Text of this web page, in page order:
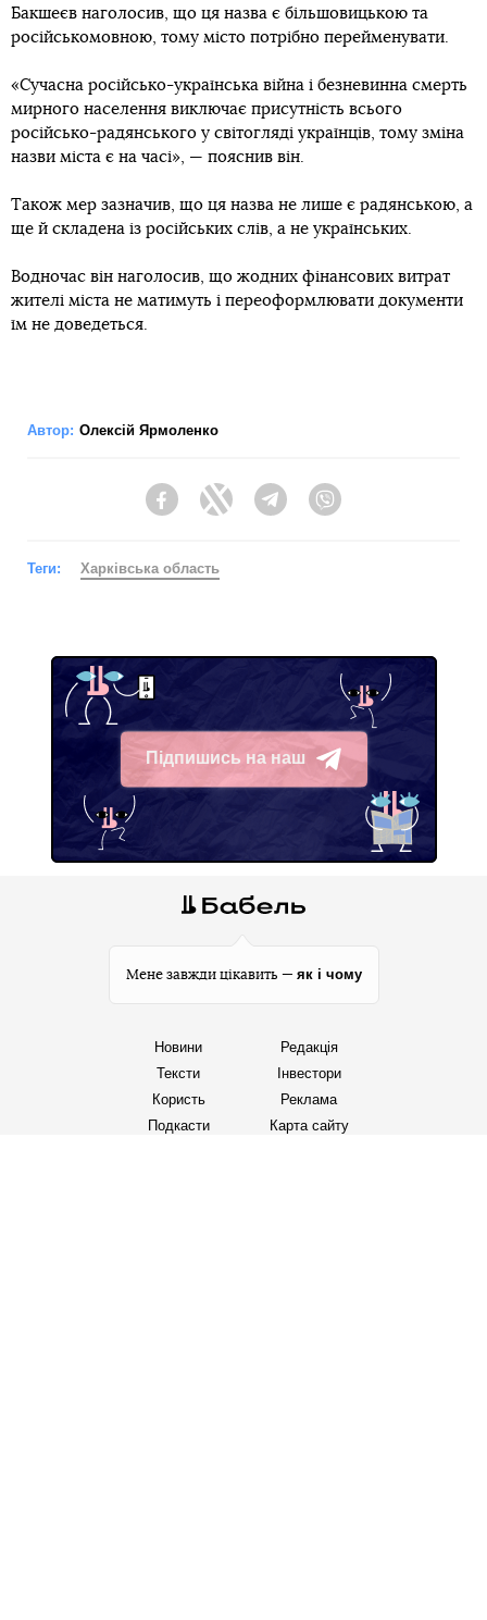
Бакшеєв наголосив, що ця назва є більшовицькою та
російськомовною, тому місто потрібно перейменувати.
«Сучасна російсько-українська війна і безневинна смерть
мирного населення виключає присутність всього
російсько-радянського у світогляді українців, тому зміна
назви міста є на часі», — пояснив він.
Також мер зазначив, що ця назва не лише є радянською, а
ще й складена із російських слів, а не українських.
Водночас він наголосив, що жодних фінансових витрат
жителі міста не матимуть і переоформлювати документи
їм не доведеться.
Автор: Олексій Ярмоленко
FacebookTwitter Telegram
Теги: Харківська область
Підпишись на наш
Telegram
Мене завжди цікавить — як і чому
Новини
Тексти
Користь
Подкасти
Редакція
Інвестори
Реклама
Карта сайту